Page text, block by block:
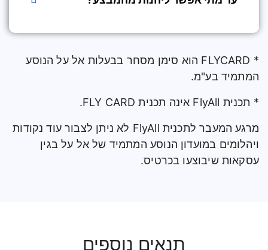
* FLYCARD הוא סימן מסחר בבעלות אל על הנוסע
המתמיד בע"מ.
* תכנית FlyAll אינה תכנית FLY CARD.
מרגע המעבר לתכנית FlyAll לא ניתן לצבור עוד נקודות
ויהלומים במועדון הנוסע המתמיד של אל על בגין
עסקאות שיבוצעו בכרטיס.
תנאים נוספים